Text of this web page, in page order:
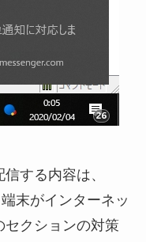
する内容は、
末がインターネッ
セクションの対策